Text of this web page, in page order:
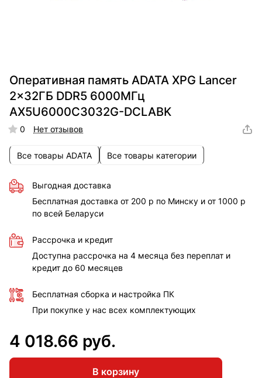
Оперативная память ADATA XPG Lancer
2x32ГБ DDR5 6000МГц
AX5U6000C3032G-DCLABK
0 Нет отзывов
Все товары ADATA Все товары категории
Выгодная доставка
Бесплатная доставка от 200 р по Минску и от 1000 р
по всей Беларуси
Рассрочка и кредит
Доступна рассрочка на 4 месяца без переплат и
кредит до 60 месяцев
Бесплатная сборка и настройка ПК
При покупке у нас всех комплектующих
4 018.66 руб.
В корзину